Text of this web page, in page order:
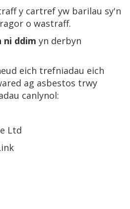
y cartref yw barilau sy'n
o wastraff.
ni ddim yn derbyn
eich trefniadau eich
ag asbestos trwy
canlynol:
Ltd